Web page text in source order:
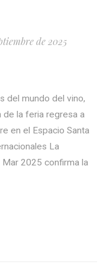
de 2025
del mundo del vino,
de la feria regresa a
en el Espacio Santa
La
2025 confirma la